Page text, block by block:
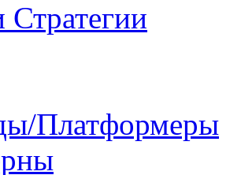
Стратегии
Платформеры